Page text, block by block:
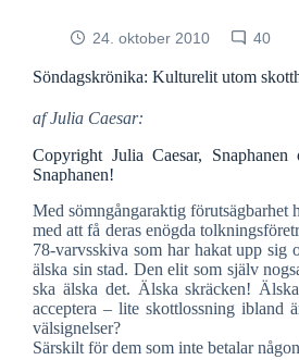
24. oktober 2010 40
Söndagskrönika: Kulturelit utom
af Julia Caesar:
Copyright Julia Caesar,
Snaphanen!
Med sömngångaraktig förutsägbarhet
med att få deras enögda
78-varvsskiva som har hakat upp sig
älska sin stad. Den elit som själv
ska älska det. Älska skräcken!
acceptera – lite skottlossning ibland
välsignelser?
Särskilt för dem som inte betalar